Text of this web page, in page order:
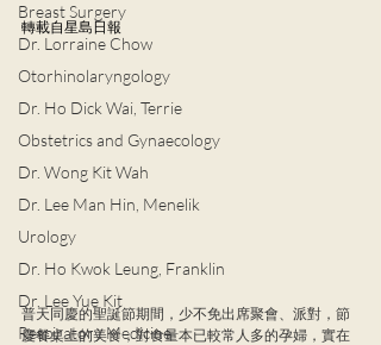
Breast Surgery
Dr. Lorraine Chow
Otorhinolaryngology
Dr. Ho Dick Wai, Terrie
Obstetrics and Gynaecology
Dr. Wong Kit Wah
Dr. Lee Man Hin, Menelik
Urology
Dr. Ho Kwok Leung, Franklin
Dr. Lee Yue Kit
Respiratory Medicine
轉載自星島日報
普天同慶的聖誕節期間，少不免出席聚會、派對，節
慶餐桌上的美食，對食量本已較常人多的孕婦，實在